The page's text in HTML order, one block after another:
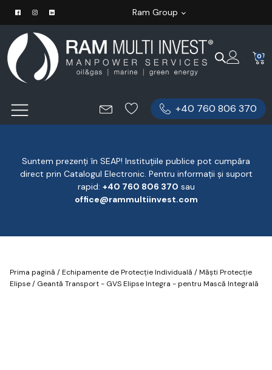
Ram Group
0
+40 760 806 370
Suntem prezenți în SEAP! Instituțiile publice pot cumpăra
direct prin Catalogul Electronic. Pentru informații și suport
rapid: ‪+40 760 806 370 ‬ sau
office@rammultiinvest.com
Prima pagină /Echipamente de Protecție Individuală /Măști Protecție
Elipse/ Geantă Transport - GVS Elipse Integra - pentru Mască Integrală